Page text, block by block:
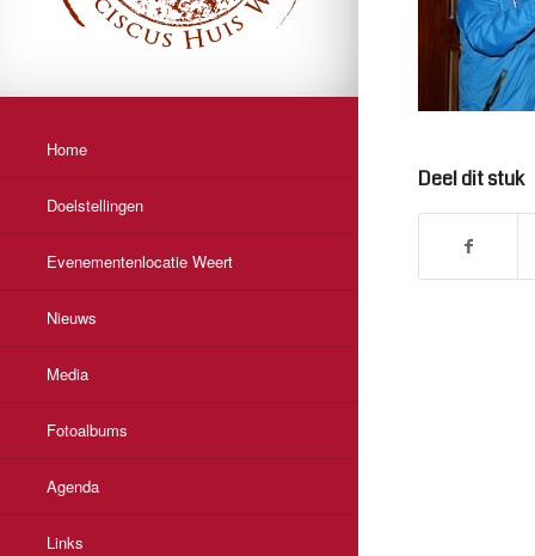
Home
Doelstellingen
Evenementenlocatie Weert
Nieuws
Media
Fotoalbums
Agenda
Links
Deel dit stuk